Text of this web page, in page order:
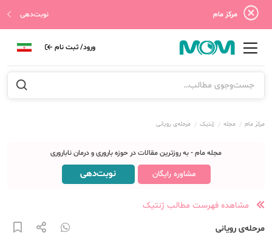
مرکز مام نوبت‌دهی
ورود/ ثبت نام
مرکز مام مجله ژنتیک مرحله‌ی رویانی
مجله مام - به روزترین مقالات در حوزه باروری و درمان ناباروری
مشاوره رایگان نوبت‌دهی
مشاهده فهرست مطالب ژنتیک
مرحله‌ی رویانی